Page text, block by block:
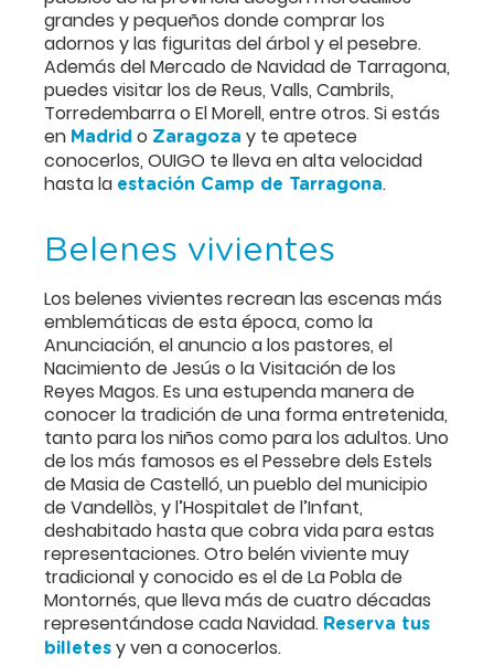
grandes y pequeños donde comprar los
adornos y las figuritas del árbol y el pesebre.
Además del Mercado de Navidad de Tarragona,
puedes visitar los de Reus, Valls, Cambrils,
Torredembarra o El Morell, entre otros. Si estás
en Madrid o Zaragoza y te apetece
conocerlos, OUIGO te lleva en alta velocidad
hasta la estación Camp de Tarragona.
Belenes vivientes
Los belenes vivientes recrean las escenas más
emblemáticas de esta época, como la
Anunciación, el anuncio a los pastores, el
Nacimiento de Jesús o la Visitación de los
Reyes Magos. Es una estupenda manera de
conocer la tradición de una forma entretenida,
tanto para los niños como para los adultos. Uno
de los más famosos es el Pessebre dels Estels
de Masia de Castelló, un pueblo del municipio
de Vandellòs, y l’Hospitalet de l’Infant,
deshabitado hasta que cobra vida para estas
representaciones. Otro belén viviente muy
tradicional y conocido es el de La Pobla de
Montornés, que lleva más de cuatro décadas
representándose cada Navidad. Reserva tus
billetes y ven a conocerlos.